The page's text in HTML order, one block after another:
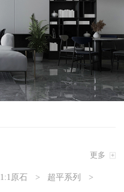
更多
1:1原石 超平系列